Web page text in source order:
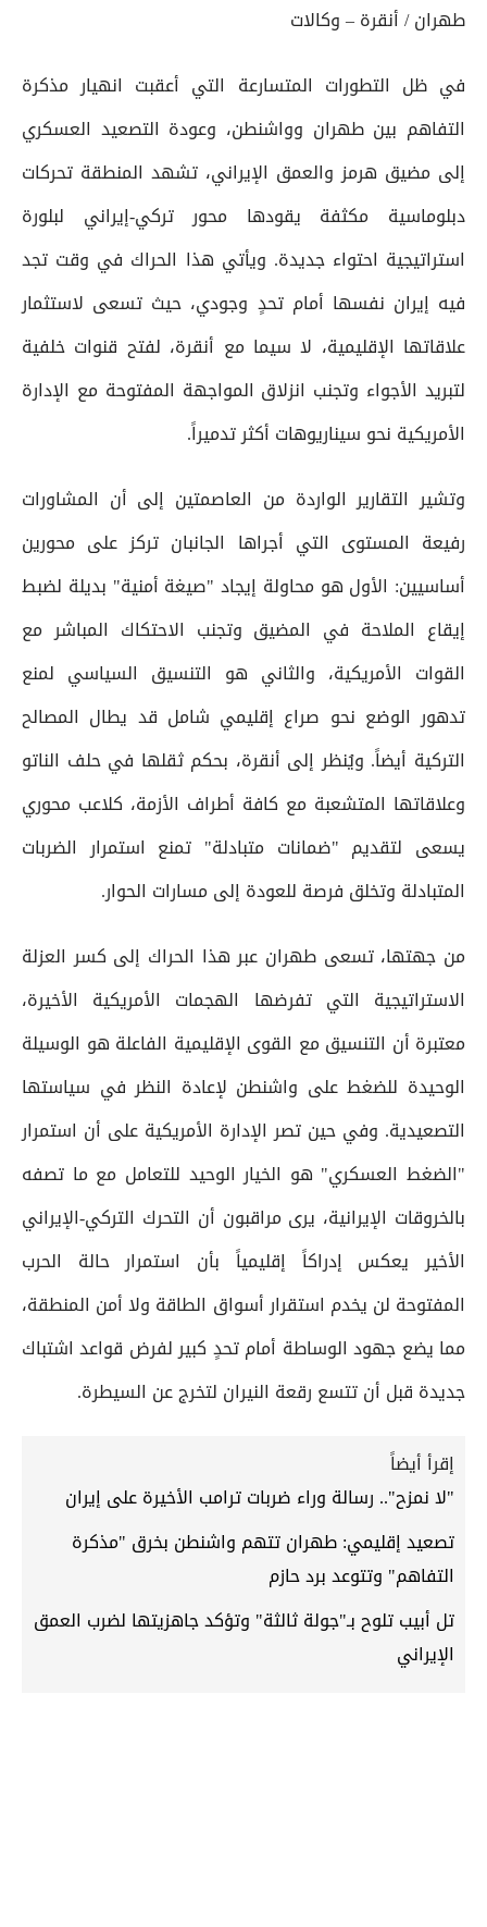
طهران / أنقرة – وكالات
في ظل التطورات المتسارعة التي أعقبت انهيار مذكرة
التفاهم بين طهران وواشنطن، وعودة التصعيد العسكري
إلى مضيق هرمز والعمق الإيراني، تشهد المنطقة تحركات
دبلوماسية مكثفة يقودها محور تركي-إيراني لبلورة
استراتيجية احتواء جديدة. ويأتي هذا الحراك في وقت تجد
فيه إيران نفسها أمام تحدٍ وجودي، حيث تسعى لاستثمار
علاقاتها الإقليمية، لا سيما مع أنقرة، لفتح قنوات خلفية
لتبريد الأجواء وتجنب انزلاق المواجهة المفتوحة مع الإدارة
الأمريكية نحو سيناريوهات أكثر تدميراً.
وتشير التقارير الواردة من العاصمتين إلى أن المشاورات
رفيعة المستوى التي أجراها الجانبان تركز على محورين
أساسيين: الأول هو محاولة إيجاد "صيغة أمنية" بديلة لضبط
إيقاع الملاحة في المضيق وتجنب الاحتكاك المباشر مع
القوات الأمريكية، والثاني هو التنسيق السياسي لمنع
تدهور الوضع نحو صراع إقليمي شامل قد يطال المصالح
التركية أيضاً. ويُنظر إلى أنقرة، بحكم ثقلها في حلف الناتو
وعلاقاتها المتشعبة مع كافة أطراف الأزمة، كلاعب محوري
يسعى لتقديم "ضمانات متبادلة" تمنع استمرار الضربات
المتبادلة وتخلق فرصة للعودة إلى مسارات الحوار.
من جهتها، تسعى طهران عبر هذا الحراك إلى كسر العزلة
الاستراتيجية التي تفرضها الهجمات الأمريكية الأخيرة،
معتبرة أن التنسيق مع القوى الإقليمية الفاعلة هو الوسيلة
الوحيدة للضغط على واشنطن لإعادة النظر في سياستها
التصعيدية. وفي حين تصر الإدارة الأمريكية على أن استمرار
"الضغط العسكري" هو الخيار الوحيد للتعامل مع ما تصفه
بالخروقات الإيرانية، يرى مراقبون أن التحرك التركي-الإيراني
الأخير يعكس إدراكاً إقليمياً بأن استمرار حالة الحرب
المفتوحة لن يخدم استقرار أسواق الطاقة ولا أمن المنطقة،
مما يضع جهود الوساطة أمام تحدٍ كبير لفرض قواعد اشتباك
جديدة قبل أن تتسع رقعة النيران لتخرج عن السيطرة.
إقرأ أيضاً
"لا نمزح".. رسالة وراء ضربات ترامب الأخيرة على إيران
تصعيد إقليمي: طهران تتهم واشنطن بخرق "مذكرة
التفاهم" وتتوعد برد حازم
تل أبيب تلوح بـ"جولة ثالثة" وتؤكد جاهزيتها لضرب العمق
الإيراني